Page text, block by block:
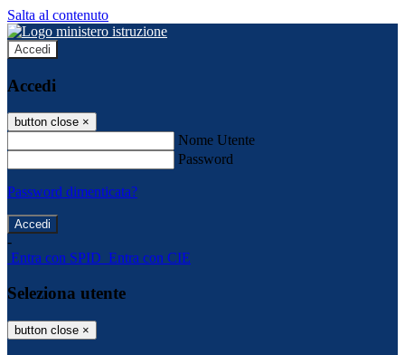
Salta al contenuto
Accedi
Accedi
button close ×
Nome Utente
Password
Password dimenticata?
-
Entra con SPID Entra con CIE
Seleziona utente
button close ×